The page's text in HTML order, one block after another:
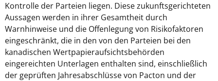
Kontrolle der Parteien liegen. Diese zukunftsgerichteten
Aussagen werden in ihrer Gesamtheit durch
Warnhinweise und die Offenlegung von Risikofaktoren
eingeschränkt, die in den von den Parteien bei den
kanadischen Wertpapieraufsichtsbehörden
eingereichten Unterlagen enthalten sind, einschließlich
der geprüften Jahresabschlüsse von Pacton und der